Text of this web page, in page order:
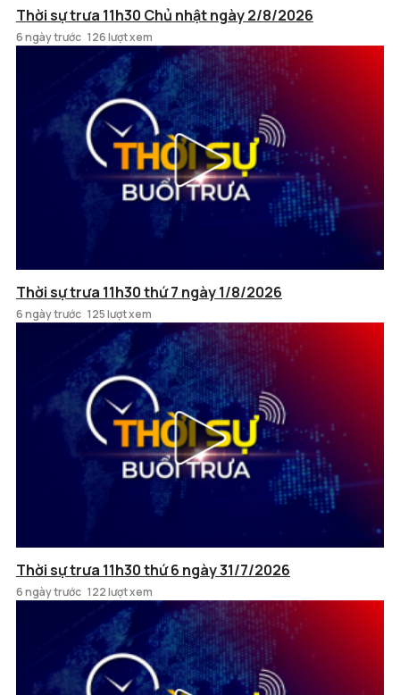
Thời sự trưa 11h30 Chủ nhật ngày 2/8/2026
6 ngày trước 126 lượt xem
Thời sự trưa 11h30 thứ 7 ngày 1/8/2026
6 ngày trước 125 lượt xem
Thời sự trưa 11h30 thứ 6 ngày 31/7/2026
6 ngày trước 122 lượt xem